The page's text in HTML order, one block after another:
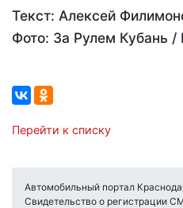
Текст: Алексей
Фото: За Рулем Кубань /
Перейти к списку
Автомобильный портал
Свидетельство о регистрации